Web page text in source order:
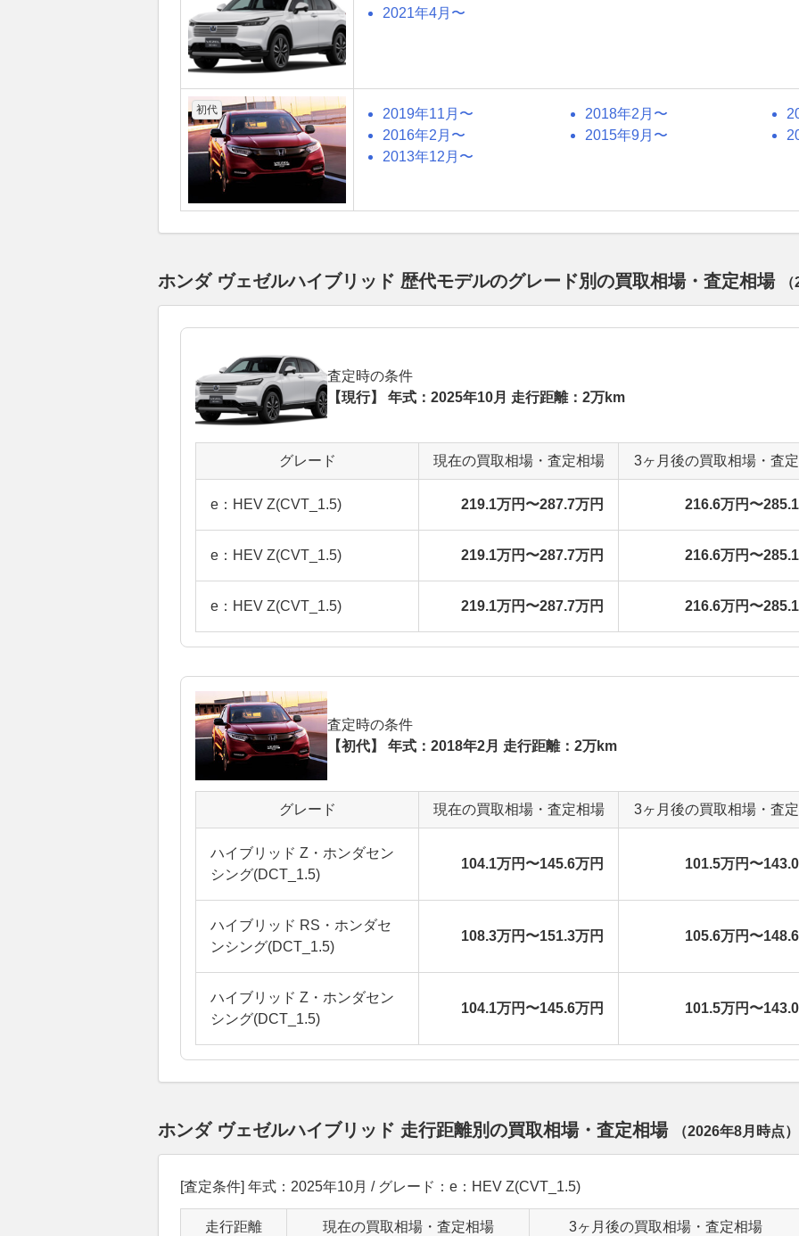
2021年4月〜
初代 2019年11月〜 2018年2月〜
2016年2月〜
2015年9月〜
2013年12月〜
ホンダ ヴェゼルハイブリッド 歴代モデルのグレード別の買取相場・査定相場 （
査定時の条件
【現行】 年式：2025年10月 走行距離：2万km
グレード 現在の買取相場・査定相場 3ヶ月後の買取相場・査
e：HEV Z(CVT_1.5) 219.1万円〜287.7万円 216.6万円〜
e：HEV Z(CVT_1.5) 219.1万円〜287.7万円 216.6万円〜
e：HEV Z(CVT_1.5) 219.1万円〜287.7万円 216.6万円〜
査定時の条件
【初代】 年式：2018年2月 走行距離：2万km
グレード 現在の買取相場・査定相場 3ヶ月後の買取相場・査
ハイブリッド Z・ホンダセン
シング(DCT_1.5)
104.1万円〜145.6万円 101.5万円〜
ハイブリッド RS・ホンダセ
ンシング(DCT_1.5)
108.3万円〜151.3万円 105.6万円〜
ハイブリッド Z・ホンダセン
シング(DCT_1.5)
104.1万円〜145.6万円 101.5万円〜
ホンダ ヴェゼルハイブリッド 走行距離別の買取相場・査定相場 （2026年8月 時点）
[査定条件] 年式：2025年10月 / グレード：e：HEV Z(CVT_1.5)
走行距離 現在の買取相場・査定相場 3ヶ月後の買取相場・査定相場